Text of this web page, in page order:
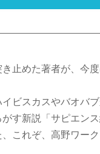
止めた著者が、今
ビスカスやバオバ
す新説「サピエンス
これぞ、高野ワーク